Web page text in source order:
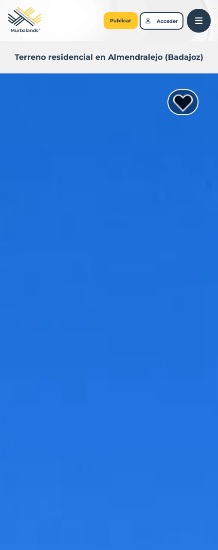
Publicar Acceder
Terreno residencial en Almendralejo (Badajoz)